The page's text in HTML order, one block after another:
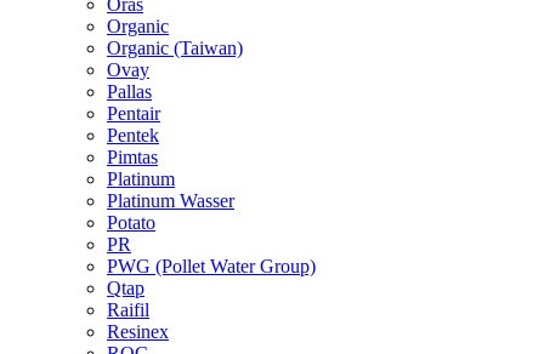
Oras
Organic
Organic (Taiwan)
Ovay
Pallas
Pentair
Pentek
Pimtas
Platinum
Platinum Wasser
Potato
PR
PWG (Pollet Water Group)
Qtap
Raifil
Resinex